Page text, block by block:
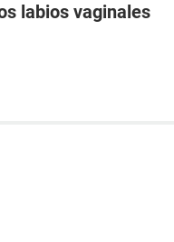
labios vaginales